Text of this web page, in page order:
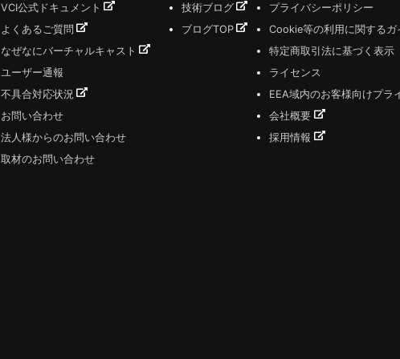
VCI公式ドキュメント
よくあるご質問
なぜなにバーチャルキャスト
ユーザー通報
不具合対応状況
お問い合わせ
法人様からのお問い合わせ
取材のお問い合わせ
技術ブログ
ブログTOP
プライバシーポリシー
Cookie等の利用に関するガ
特定商取引法に基づく表示
ライセンス
EEA域内のお客様向けプラ
会社概要
採用情報